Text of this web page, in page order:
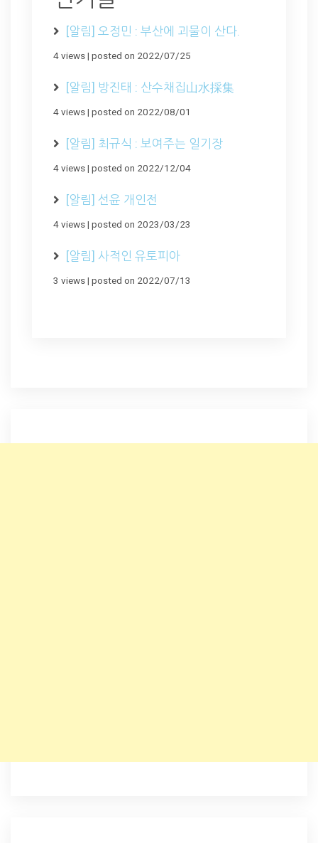
[알림] 오정민 : 부산에 괴물이 산다.
4 views| posted on 2022/07/25
[알림] 방진태 : 산수채집山水採集
4 views| posted on 2022/08/01
[알림] 최규식 : 보여주는 일기장
4 views| posted on 2022/12/04
[알림] 선윤 개인전
4 views| posted on 2023/03/23
[알림] 사적인 유토피아
3 views| posted on 2022/07/13